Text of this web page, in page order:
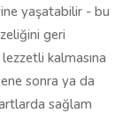
yaşatabilir - bu
geri
kalmasına
sonra ya da
sağlam